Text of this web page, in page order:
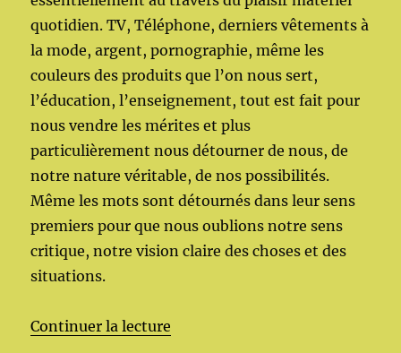
quotidien. TV, Téléphone, derniers vêtements à
la mode, argent, pornographie, même les
couleurs des produits que l’on nous sert,
l’éducation, l’enseignement, tout est fait pour
nous vendre les mérites et plus
particulièrement nous détourner de nous, de
notre nature véritable, de nos possibilités.
Même les mots sont détournés dans leur sens
premiers pour que nous oublions notre sens
critique, notre vision claire des choses et des
situations.
Continuer la lecture